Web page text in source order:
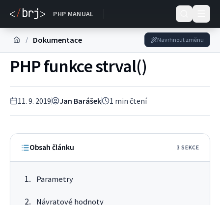
PHP MANUAL
Dokumentace
/ Dokumentace Navrhnout změnu
PHP funkce strval()
11. 9. 2019 Jan Barášek 1 min čtení
Obsah článku 3 SEKCE
Parametry
Návratové hodnoty